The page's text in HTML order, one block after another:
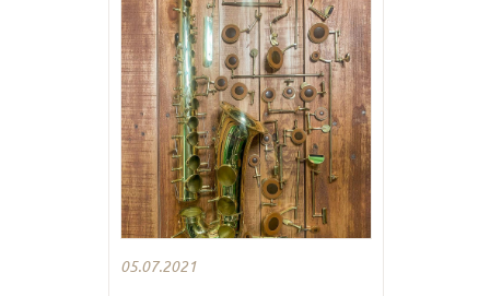
05.07.2021